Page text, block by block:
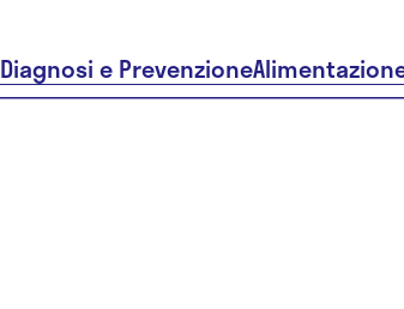
Diagnosi e Prevenzione